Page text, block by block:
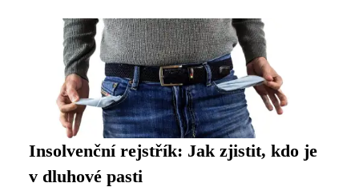
Insolvenční rejstřík: Jak zjistit, kdo je
v dluhové pasti